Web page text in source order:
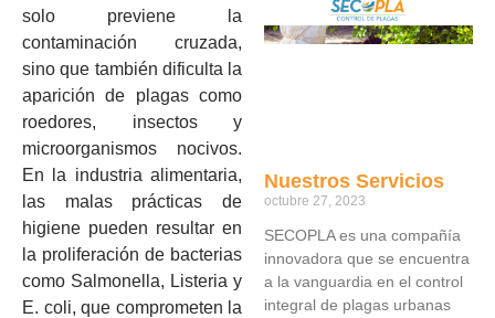
solo previene la
contaminación cruzada,
sino que también dificulta la
aparición de plagas como
roedores, insectos y
microorganismos nocivos.
En la industria alimentaria,
las malas prácticas de
higiene pueden resultar en
la proliferación de bacterias
como Salmonella, Listeria y
E. coli, que comprometen la
Nuestros Servicios
octubre 27, 2023
SECOPLA es una compañía
innovadora que se encuentra
a la vanguardia en el control
integral de plagas urbanas